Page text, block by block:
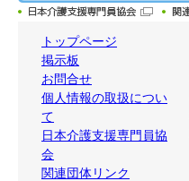
トップページ
掲示板
お問合せ
個人情報の取扱につい
て
日本介護支援専門員協
会
関連団体リンク